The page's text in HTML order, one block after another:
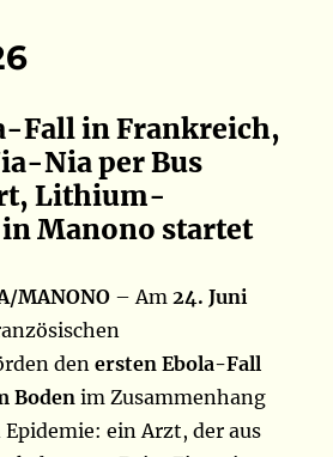
Fall in Frankreich,
Nia per Bus
Lithium-
Manono startet
MANONO – Am24. Juni
denersten Ebola-Fall
Bodenim Zusammenhang
ein Arzt, der aus